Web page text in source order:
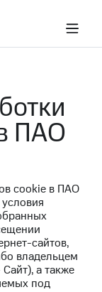
ПАО
cookie в ПАО
сайтов,
владельцем
а также
под